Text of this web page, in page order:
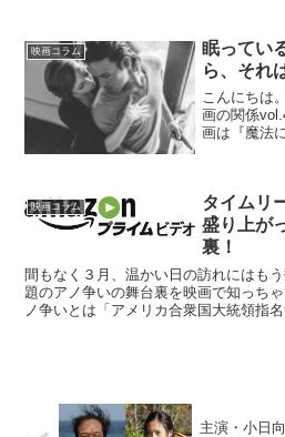
→（撮影秘
白！？『愛
映画コラム
眠ってい
ら、それ
こんにちは
画の関係
画は『魔法
な気持ちに
映画コラム
タイムリ
盛り上が
裏！
間もなく３月、温かい日の訪れにはも
題のアノ争いの舞台裏を映画で知っち
ノ争いとは「アメリカ合衆国大統領指
主演・小日